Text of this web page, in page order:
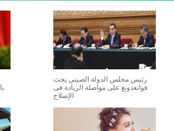
رئيس مجلس الدولة الصيني يحث
قوانغدونغ على مواصلة الريادة فى
الإصلاح